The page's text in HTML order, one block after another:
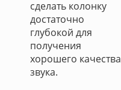
сделать колонку
достаточно
глубокой для
получения
хорошего качества
звука.